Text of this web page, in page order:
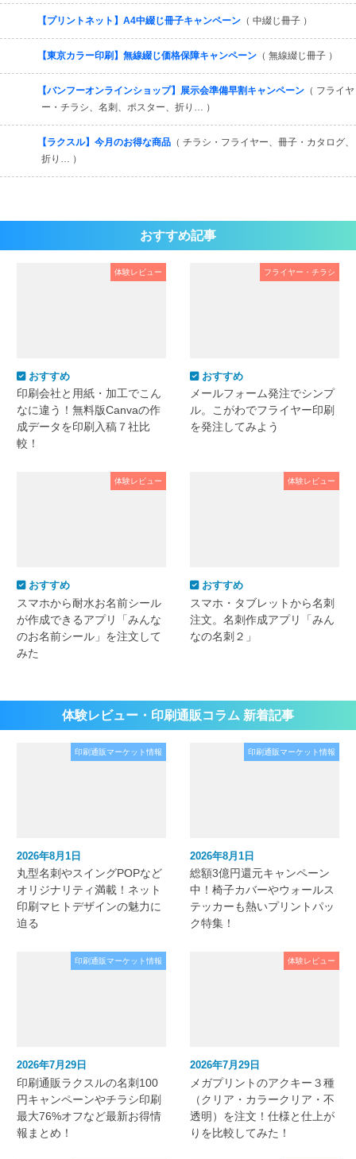
【プリントネット】A4中綴じ冊子キャンペーン （ 中綴じ冊子 ）
【東京カラー印刷】無線綴じ価格保障キャンペーン （ 無線綴じ冊子 ）
【バンフーオンラインショップ】展示会準備早割キャンペーン （ フライヤ
ー・チラシ、名刺、ポスター、折り… ）
【ラクスル】今月のお得な商品 （ チラシ・フライヤー、冊子・カタログ、
折り… ）
おすすめ記事
体験レビュー
おすすめ
印刷会社と用紙・加工でこん
なに違う！無料版Canvaの作
成データを印刷入稿７社比
較！
フライヤー・チラシ
おすすめ
メールフォーム発注でシンプ
ル。こがわでフライヤー印刷
を発注してみよう
体験レビュー
おすすめ
スマホから耐水お名前シール
が作成できるアプリ「みんな
のお名前シール」を注文して
みた
体験レビュー
おすすめ
スマホ・タブレットから名刺
注文。名刺作成アプリ「みん
なの名刺２」
体験レビュー・印刷通販コラム 新着記事
印刷通販マーケット情報
2026年8月1日
丸型名刺やスイングPOPなど
オリジナリティ満載！ネット
印刷マヒトデザインの魅力に
迫る
印刷通販マーケット情報
2026年8月1日
総額3億円還元キャンペーン
中！椅子カバーやウォールス
テッカーも熱いプリントパッ
ク特集！
印刷通販マーケット情報
2026年7月29日
印刷通販ラクスルの名刺100
円キャンペーンやチラシ印刷
最大76%オフなど最新お得情
報まとめ！
体験レビュー
2026年7月29日
メガプリントのアクキー３種
（クリア・カラークリア・不
透明）を注文！仕様と仕上が
りを比較してみた！